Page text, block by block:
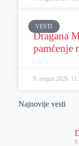
VESTI
Dragana
pamćenje
9. avgust 2026.
Najnovije vesti